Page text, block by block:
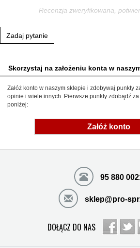
Recenzja zweryfikowana,
Zadaj pytanie
Skorzystaj na założeniu konta w
Załóż konto w naszym sklepie i zdobywaj punkty
opinie i wiele innych. Pierwsze punkty zdobądź
poniżej:
Załóż konto
95 880
sklep@pro-
DOŁĄCZ DO NAS